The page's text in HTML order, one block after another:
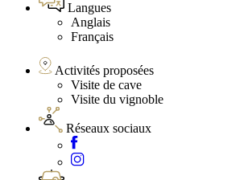
Langues
Anglais
Français
Activités proposées
Visite de cave
Visite du vignoble
Réseaux sociaux